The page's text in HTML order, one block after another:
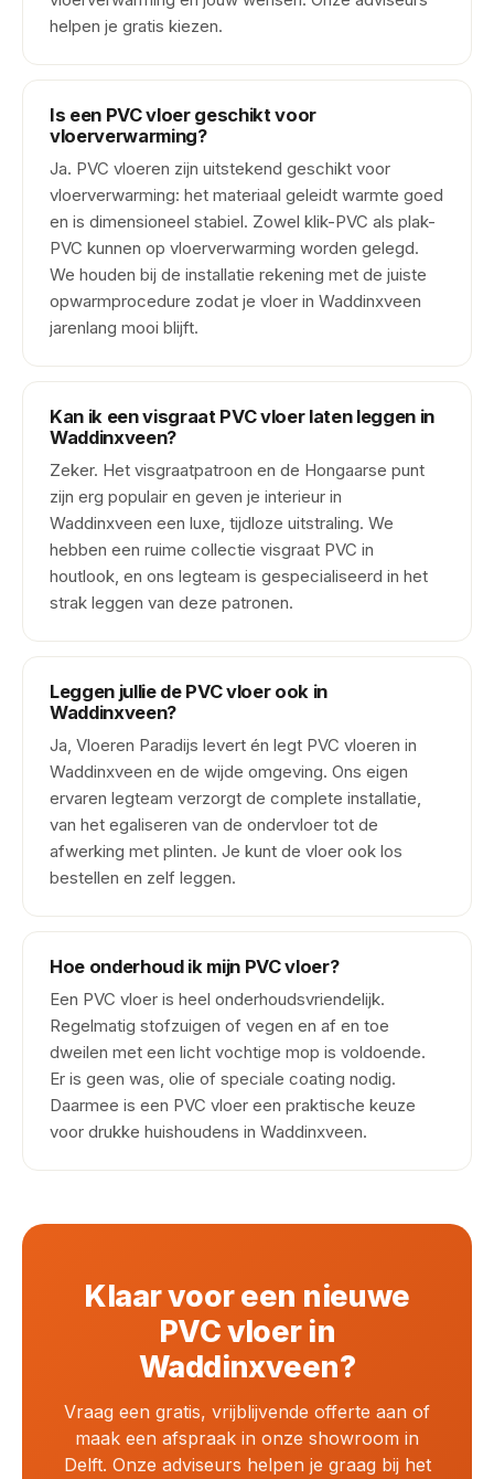
helpen je gratis kiezen.
Is een PVC vloer geschikt voor
vloerverwarming?
Ja. PVC vloeren zijn uitstekend geschikt voor
vloerverwarming: het materiaal geleidt warmte goed
en is dimensioneel stabiel. Zowel klik-PVC als plak-
PVC kunnen op vloerverwarming worden gelegd.
We houden bij de installatie rekening met de juiste
opwarmprocedure zodat je vloer in Waddinxveen
jarenlang mooi blijft.
Kan ik een visgraat PVC vloer laten leggen in
Waddinxveen?
Zeker. Het visgraatpatroon en de Hongaarse punt
zijn erg populair en geven je interieur in
Waddinxveen een luxe, tijdloze uitstraling. We
hebben een ruime collectie visgraat PVC in
houtlook, en ons legteam is gespecialiseerd in het
strak leggen van deze patronen.
Leggen jullie de PVC vloer ook in
Waddinxveen?
Ja, Vloeren Paradijs levert én legt PVC vloeren in
Waddinxveen en de wijde omgeving. Ons eigen
ervaren legteam verzorgt de complete installatie,
van het egaliseren van de ondervloer tot de
afwerking met plinten. Je kunt de vloer ook los
bestellen en zelf leggen.
Hoe onderhoud ik mijn PVC vloer?
Een PVC vloer is heel onderhoudsvriendelijk.
Regelmatig stofzuigen of vegen en af en toe
dweilen met een licht vochtige mop is voldoende.
Er is geen was, olie of speciale coating nodig.
Daarmee is een PVC vloer een praktische keuze
voor drukke huishoudens in Waddinxveen.
Klaar voor een nieuwe
PVC vloer in
Waddinxveen?
Vraag een gratis, vrijblijvende offerte aan of
maak een afspraak in onze showroom in
Delft. Onze adviseurs helpen je graag bij het